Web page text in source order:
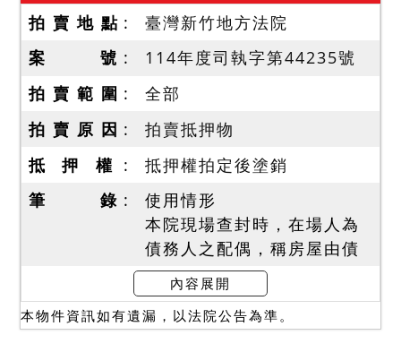
拍 賣 地 點
臺灣新竹地方法院
案 號
114年度司執字第44235號
拍 賣 範 圍
全部
拍 賣 原 因
拍賣抵押物
抵 押 權
抵押權拍定後塗銷
筆 錄
使用情形
本院現場查封時，在場人為
債務人之配偶，稱房屋由債
務人與家屬自住，三樓有增
建。增建部分經勘測後，暫
編為1928建號。拍定後建物
內容展開
本物件資訊如有遺漏，以法院公告為準。